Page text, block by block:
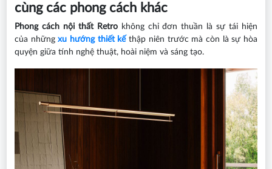
cùng các phong cách khác
Phong cách nội thất Retrokhông chỉ đơn thuần là sự tái hiện
của nhữngxu hướng thiết kếthập niên trước mà còn là sự hòa
quyện giữa tính nghệ thuật, hoài niệm và sáng tạo.